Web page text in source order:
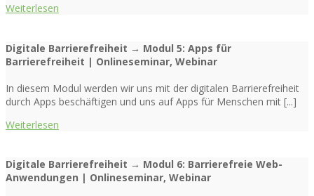
Weiterlesen
Digitale Barrierefreiheit → Modul 5: Apps für
Barrierefreiheit | Onlineseminar, Webinar
In diesem Modul werden wir uns mit der digitalen Barrierefreiheit
durch Apps beschäftigen und uns auf Apps für Menschen mit [...]
Weiterlesen
Digitale Barrierefreiheit → Modul 6: Barrierefreie Web-
Anwendungen | Onlineseminar, Webinar